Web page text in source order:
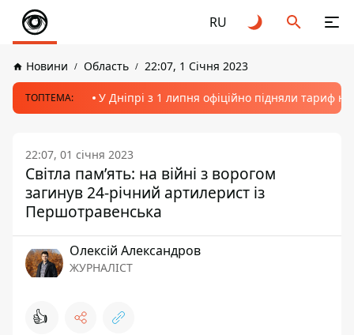
RU
Новини Область 22:07, 1 Січня 2023
ТОПТЕМА: У Дніпрі з 1 липня офіційно підняли тариф
22:07, 01 січня 2023
Світла пам’ять: на війні з ворогом
загинув 24-річний артилерист із
Першотравенська
Олексій Александров
ЖУРНАЛІСТ
👍